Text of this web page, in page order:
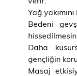
Yağ
Bedeni
Daha
gençliğin
Masaj